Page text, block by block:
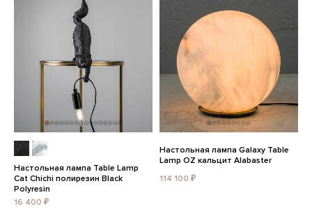
Настольная лампа Table Lamp
Cat Chichi полирезин Black
Polyresin
16 400 ₽
Настольная лампа Galaxy Table
Lamp OZ кальцит Alabaster
114 100 ₽